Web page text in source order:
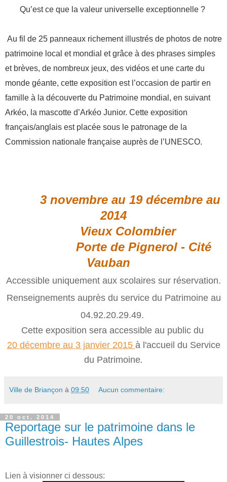
Qu’est ce que la valeur universelle exceptionnelle ?
Au fil de 25 panneaux richement illustrés de photos de notre
patrimoine local et mondial et grâce à des phrases simples
et brèves, de nombreux jeux, des vidéos et une carte du
monde géante, cette exposition est l’occasion de partir en
famille à la découverte du Patrimoine mondial, en suivant
Arkéo, la mascotte d’Arkéo Junior. Cette exposition
français/anglais est placée sous le patronage de la
Commission nationale française auprès de l’UNESCO.
3 novembre au 19 décembre au
2014
Vieux Colombier
Porte de Pignerol - Cité
Vauban
Accessible uniquement aux scolaires sur réservation.
Renseignements auprès du service du Patrimoine au
04.92.20.29.49.
Cette exposition sera accessible au public du
20 décembre au 3 janvier 2015 à l'accueil du Service
du Patrimoine.
Ville de Briançon à 09:50 Aucun commentaire:
20 oct. 2014
Reportage sur le patrimoine dans le
Guillestrois- Hautes Alpes
Lien à visionner ci dessous: